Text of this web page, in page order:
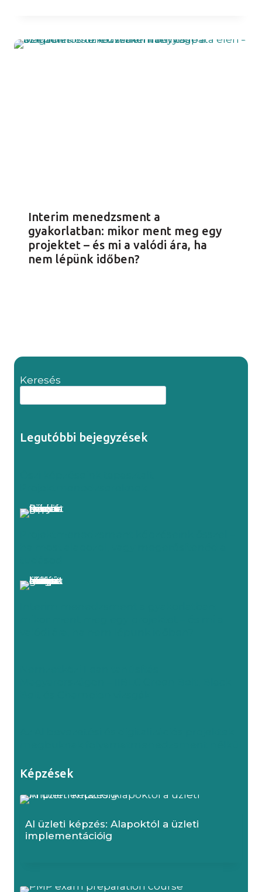
Interim menedzsment a
gyakorlatban: mikor ment meg egy
projektet – és mi a valódi ára, ha
nem lépünk időben?
Keresés
Legutóbbi bejegyzések
Képzések
AI üzleti képzés: Alapoktól a üzleti
implementációig